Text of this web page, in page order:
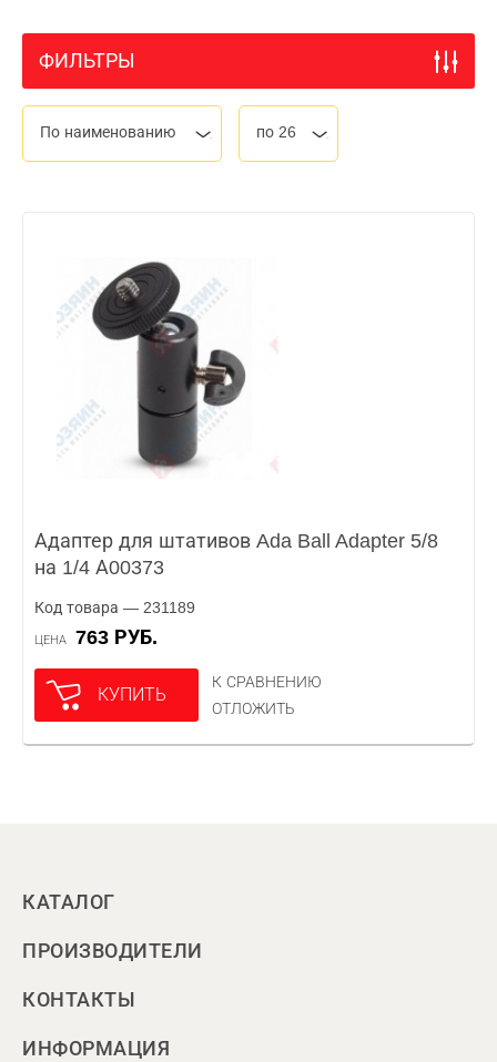
ФИЛЬТРЫ
По наименованию по 26
Адаптер для штативов Ada Ball Adapter 5/8
на 1/4 А00373
Код товара — 231189
ЦЕНА 763 РУБ.
КУПИТЬ
К СРАВНЕНИЮ
ОТЛОЖИТЬ
КАТАЛОГ
ПРОИЗВОДИТЕЛИ
КОНТАКТЫ
ИНФОРМАЦИЯ